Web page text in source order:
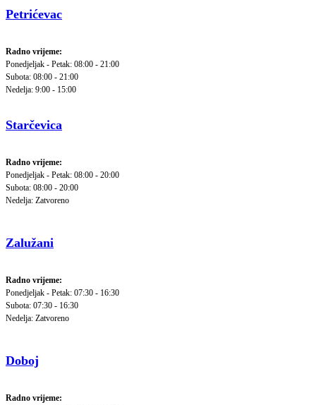
Petrićevac
Radno vrijeme:
Ponedjeljak - Petak: 08:00 - 21:00
Subota: 08:00 - 21:00
Nedelja: 9:00 - 15:00
Starčevica
Radno vrijeme:
Ponedjeljak - Petak: 08:00 - 20:00
Subota: 08:00 - 20:00
Nedelja: Zatvoreno
Zalužani
Radno vrijeme:
Ponedjeljak - Petak: 07:30 - 16:30
Subota: 07:30 - 16:30
Nedelja: Zatvoreno
Doboj
Radno vrijeme: